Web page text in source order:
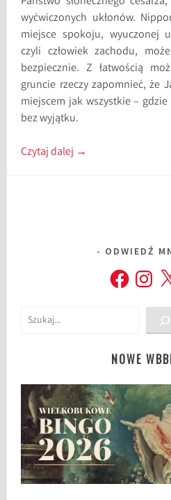
wyćwiczonych ukłonów.
miejsce spokoju, wyuczonej
czyli człowiek zachodu,
bezpiecznie. Z łatwością
gruncie rzeczy zapomnieć, że
miejscem jak wszystkie –
bez wyjątku.
Czytaj dalej →
ODWIEDŹ
Facebook X
Szukaj
NOWE